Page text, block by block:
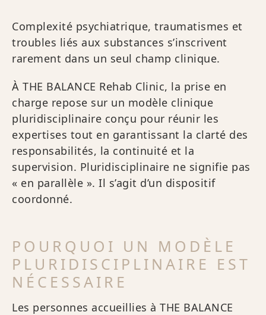
Complexité psychiatrique, traumatismes et
troubles liés aux substances s’inscrivent
rarement dans un seul champ clinique.
À THE BALANCE Rehab Clinic, la prise en
charge repose sur un modèle clinique
pluridisciplinaire conçu pour réunir les
expertises tout en garantissant la clarté des
responsabilités, la continuité et la
supervision. Pluridisciplinaire ne signifie pas
« en parallèle ». Il s’agit d’un dispositif
coordonné.
POURQUOI UN MODÈLE
PLURIDISCIPLINAIRE EST
NÉCESSAIRE
Les personnes accueillies à THE BALANCE